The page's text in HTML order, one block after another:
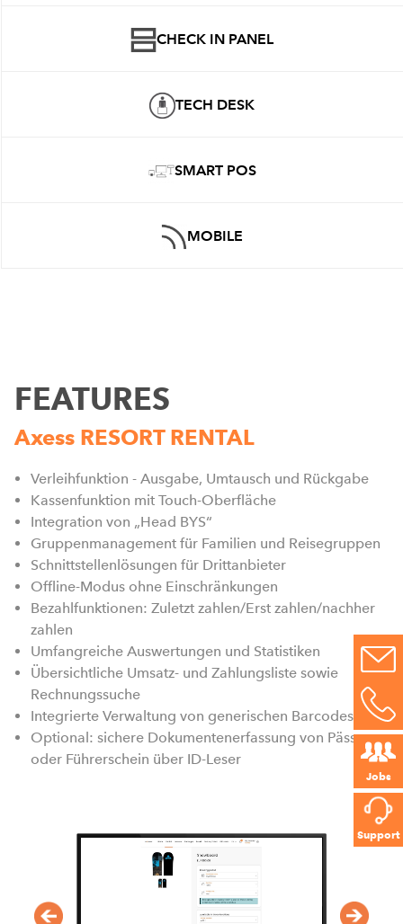
Jobs
Support
CHECK IN PANEL
TECH DESK
SMART POS
MOBILE
FEATURES
Axess RESORT RENTAL
Verleihfunktion - Ausgabe, Umtausch und Rückgabe
Kassenfunktion mit Touch-Oberfläche
Integration von „Head BYS“
Gruppenmanagement für Familien und Reisegruppen
Schnittstellenlösungen für Drittanbieter
Offline-Modus ohne Einschränkungen
Bezahlfunktionen: Zuletzt zahlen/Erst zahlen/nachher
zahlen
Umfangreiche Auswertungen und Statistiken
Übersichtliche Umsatz- und Zahlungsliste sowie
Rechnungssuche
Integrierte Verwaltung von generischen Barcodes
Optional: sichere Dokumentenerfassung von Pässen
oder Führerschein über ID-Leser